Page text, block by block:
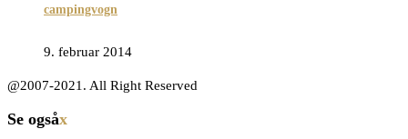
campingvogn
9. februar 2014
@2007-2021. All Right Reserved
Se ogsåx